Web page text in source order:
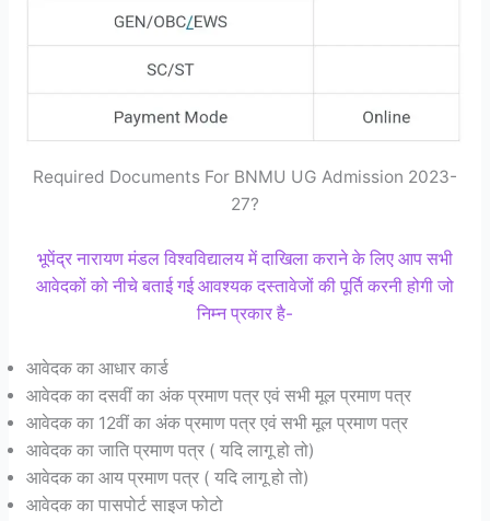
Required Documents For BNMU UG Admission 2023-
27?
भूपेंद्र नारायण मंडल विश्वविद्यालय में दाखिला कराने के लिए आप सभी
आवेदकों को नीचे बताई गई आवश्यक दस्तावेजों की पूर्ति करनी होगी जो
निम्न प्रकार है-
आवेदक का आधार कार्ड
आवेदक का दसवीं का अंक प्रमाण पत्र एवं सभी मूल प्रमाण पत्र
आवेदक का 12वीं का अंक प्रमाण पत्र एवं सभी मूल प्रमाण पत्र
आवेदक का जाति प्रमाण पत्र ( यदि लागू हो तो)
आवेदक का आय प्रमाण पत्र ( यदि लागू हो तो)
आवेदक का पासपोर्ट साइज फोटो